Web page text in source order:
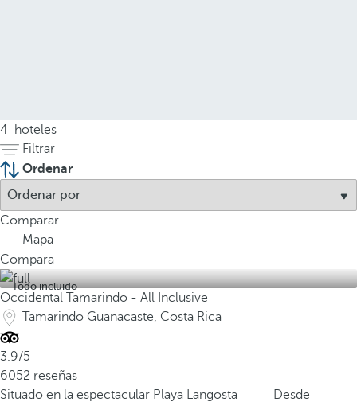
4
hoteles
Filtrar
Ordenar
Comparar
Mapa
Compara
Todo incluido
Occidental Tamarindo - All Inclusive
Tamarindo Guanacaste, Costa Rica
3.9/5
6052 reseñas
Situado en la espectacular Playa Langosta
Desde